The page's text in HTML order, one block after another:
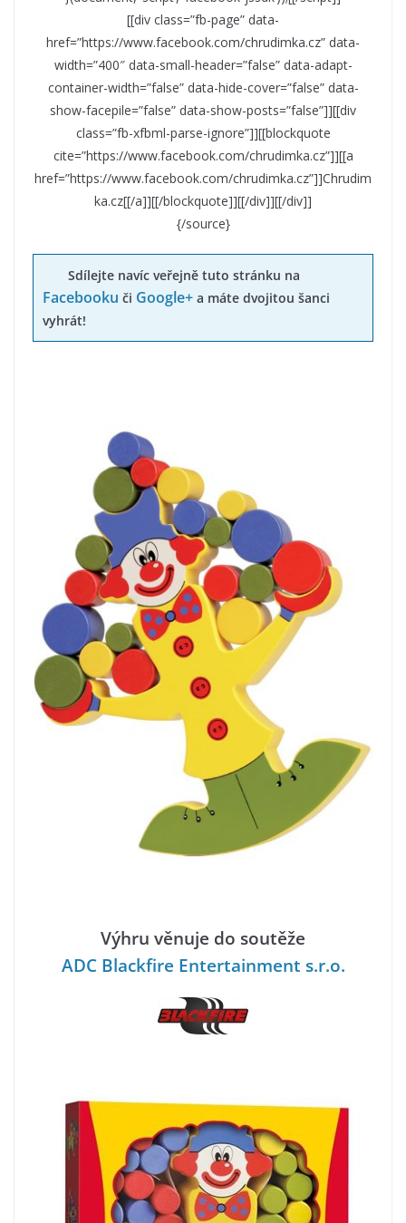
[[div class=”fb-page” data-
href=”https://www.facebook.com/chrudimka.cz” data-
width=”400″ data-small-header=”false” data-adapt-
container-width=”false” data-hide-cover=”false” data-
show-facepile=”false” data-show-posts=”false”]][[div
class=”fb-xfbml-parse-ignore”]][[blockquote
cite=”https://www.facebook.com/chrudimka.cz”]][[a
href=”https://www.facebook.com/chrudimka.cz”]]Chrudim
ka.cz[[/a]][[/blockquote]][[/div]][[/div]]
{/source}
Sdílejte navíc veřejně tuto stránku na
Facebooku či Google+ a máte dvojitou šanci
vyhrát!
Výhru věnuje do soutěže
ADC Blackfire Entertainment s.r.o.